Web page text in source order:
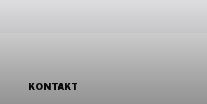
KONTAKT